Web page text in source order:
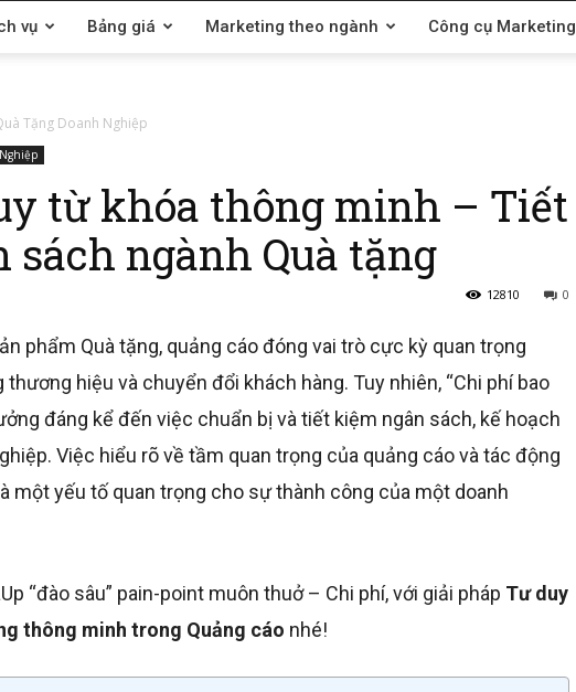
vụ Bảng giá Marketing theo ngành Công cụ Marketing
Tặng Doanh Nghiệp
từ khóa thông minh – Tiết
sách ngành Quà tặng
0
12810
phẩm Quà tặng, quảng cáo đóng vai trò cực kỳ quan trọng
hiệu và chuyển đổi khách hàng. Tuy nhiên, “Chi phí bao
đáng kể đến việc chuẩn bị và tiết kiệm ngân sách, kế hoạch
Việc hiểu rõ về tầm quan trọng của quảng cáo và tác động
một yếu tố quan trọng cho sự thành công của một doanh
“đào sâu” pain-point muôn thuở – Chi phí, với giải pháp Tư duy
thông minh trong Quảng cáo nhé!